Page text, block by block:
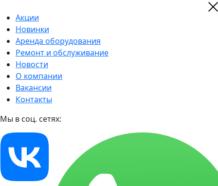
Акции
Новинки
Аренда оборудования
Ремонт и обслуживание
Новости
О компании
Вакансии
Контакты
Мы в соц. сетях: